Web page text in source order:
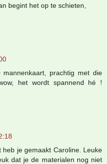
begint het op te schieten,
prachtig met die
het wordt spannend hé !
je gemaakt Caroline. Leuke
dat je de materialen nog niet